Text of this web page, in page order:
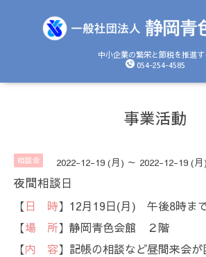
中小企業の繁栄と節税を推進す
054-254-4585
事業活動
相談会 2022-12-19 (月) ～ 2022-12-19 (月)
夜間相談日
【日 時】12月19日(月) 午後8時ま
【場 所】静岡青色会館 ２階
【内 容】記帳の相談など昼間来会